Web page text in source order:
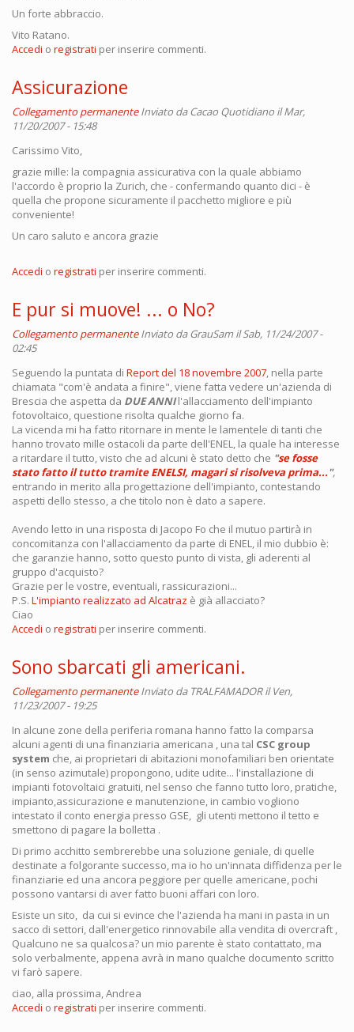
Un forte abbraccio.
Vito Ratano.
Accedi o registrati per inserire commenti.
Assicurazione
Collegamento permanente Inviato daCacao Quotidiano il Mar,
11/20/2007 - 15:48
Carissimo Vito,
grazie mille: la compagnia assicurativa con la quale abbiamo
l'accordo è proprio la Zurich, che - confermando quanto dici - è
quella che propone sicuramente il pacchetto migliore e più
conveniente!
Un caro saluto e ancora grazie
Accedi o registrati per inserire commenti.
E pur si muove! ... o No?
Collegamento permanente Inviato daGrauSamil Sab, 11/24/2007 -
02:45
Seguendo la puntata di Report del 18 novembre 2007 , nella parte
chiamata "com'è andata a finire", viene fatta vedere un'azienda di
Brescia che aspetta da DUE ANNIl'allacciamento dell'impianto
fotovoltaico, questione risolta qualche giorno fa.
La vicenda mi ha fatto ritornare in mente le lamentele di tanti che
hanno trovato mille ostacoli da parte dell'ENEL, la quale ha interesse
a ritardare il tutto, visto che ad alcuni è stato detto che "se fosse
stato fatto il tutto tramite ENELSI, magari si risolveva prima...",
entrando in merito alla progettazione dell'impianto, contestando
aspetti dello stesso, a che titolo non è dato a sapere.
Avendo letto in una risposta di Jacopo Fo che il mutuo partirà in
concomitanza con l'allacciamento da parte di ENEL, il mio dubbio è:
che garanzie hanno, sotto questo punto di vista, gli aderenti al
gruppo d'acquisto?
Grazie per le vostre, eventuali, rassicurazioni...
P.S. L'impianto realizzato ad Alcatraz è già allacciato?
Ciao
Accedi o registrati per inserire commenti.
Sono sbarcati gli americani.
Collegamento permanente Inviato da TRALFAMADORil Ven,
11/23/2007 - 19:25
In alcune zone della periferia romana hanno fatto la comparsa
alcuni agenti di una finanziaria americana , una tal CSC group
system che, ai proprietari di abitazioni monofamiliari ben orientate
(in senso azimutale) propongono, udite udite... l'installazione di
impianti fotovoltaici gratuiti, nel senso che fanno tutto loro, pratiche,
impianto,assicurazione e manutenzione, in cambio vogliono
intestato il conto energia presso GSE, gli utenti mettono il tetto e
smettono di pagare la bolletta .
Di primo acchitto sembrerebbe una soluzione geniale, di quelle
destinate a folgorante successo, ma io ho un'innata diffidenza per le
finanziarie ed una ancora peggiore per quelle americane, pochi
possono vantarsi di aver fatto buoni affari con loro.
Esiste un sito, da cui si evince che l'azienda ha mani in pasta in un
sacco di settori, dall'energetico rinnovabile alla vendita di overcraft ,
Qualcuno ne sa qualcosa? un mio parente è stato contattato, ma
solo verbalmente, appena avrà in mano qualche documento scritto
vi farò sapere.
ciao, alla prossima, Andrea
Accedi o registrati per inserire commenti.